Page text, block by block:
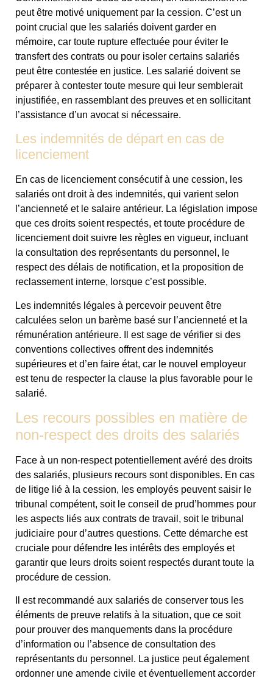
peut être motivé uniquement par la cession. C’est un
point crucial que les salariés doivent garder en
mémoire, car toute rupture effectuée pour éviter le
transfert des contrats ou pour isoler certains salariés
peut être contestée en justice. Les salarié doivent se
préparer à contester toute mesure qui leur semblerait
injustifiée, en rassemblant des preuves et en sollicitant
l’assistance d’un avocat si nécessaire.
Les indemnités de départ en cas de
licenciement
En cas de licenciement consécutif à une cession, les
salariés ont droit à des indemnités, qui varient selon
l’ancienneté et le salaire antérieur. La législation impose
que ces droits soient respectés, et toute procédure de
licenciement doit suivre les règles en vigueur, incluant
la consultation des représentants du personnel, le
respect des délais de notification, et la proposition de
reclassement interne, lorsque c’est possible.
Les indemnités légales à percevoir peuvent être
calculées selon un barème basé sur l’ancienneté et la
rémunération antérieure. Il est sage de vérifier si des
conventions collectives offrent des indemnités
supérieures et d’en faire état, car le nouvel employeur
est tenu de respecter la clause la plus favorable pour le
salarié.
Les recours possibles en matière de
non-respect des droits des salariés
Face à un non-respect potentiellement avéré des droits
des salariés, plusieurs recours sont disponibles. En cas
de litige lié à la cession, les employés peuvent saisir le
tribunal compétent, soit le conseil de prud’hommes pour
les aspects liés aux contrats de travail, soit le tribunal
judiciaire pour d’autres questions. Cette démarche est
cruciale pour défendre les intérêts des employés et
garantir que leurs droits soient respectés durant toute la
procédure de cession.
Il est recommandé aux salariés de conserver tous les
éléments de preuve relatifs à la situation, que ce soit
pour prouver des manquements dans la procédure
d’information ou l’absence de consultation des
représentants du personnel. La justice peut également
ordonner une amende civile et éventuellement accorder